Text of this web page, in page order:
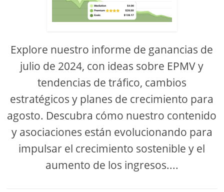
Explore nuestro informe de ganancias de
julio de 2024, con ideas sobre EPMV y
tendencias de tráfico, cambios
estratégicos y planes de crecimiento para
agosto. Descubra cómo nuestro contenido
y asociaciones están evolucionando para
impulsar el crecimiento sostenible y el
aumento de los ingresos....